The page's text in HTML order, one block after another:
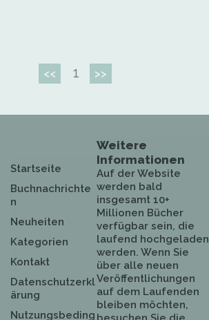
<< 1 >>
Startseite
Buchnachrichte
n
Neuheiten
Kategorien
Kontakt
Datenschutzerkl
ärung
Nutzungsbeding
Weitere
Informationen
Auf der Website
werden bald
insgesamt 10+
Millionen Bücher
verfügbar sein, die
laufend hochgeladen
werden. Wenn Sie
über alle neuen
Veröffentlichungen
auf dem Laufenden
bleiben möchten,